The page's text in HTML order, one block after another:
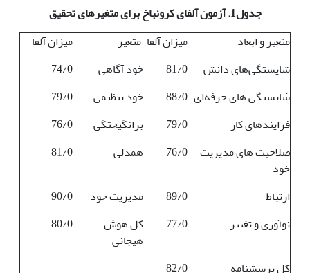
جدول1. آزمون آلفای کرونباخ برای متغیرهای تحقیق
متغیر و ابعاد
میزان آلفا متغیر
میزان آلفا
شایستگی‌های دانش
81/0 خود آگاهی
74/0
شایستگی های حرفه‌ای 88/0 خود تنظیمی
79/0
فرایندهای کار
79/0 برانگیختگی
76/0
صلاحیت های مدیریت
خود
76/0 همدلی 81/0
ارتباط 89/0 مدیریت خود
90/0
نوآوری و تغییر
77/0
کل هوش
هیجانی
80/0
کل پرسشنامه 82/0